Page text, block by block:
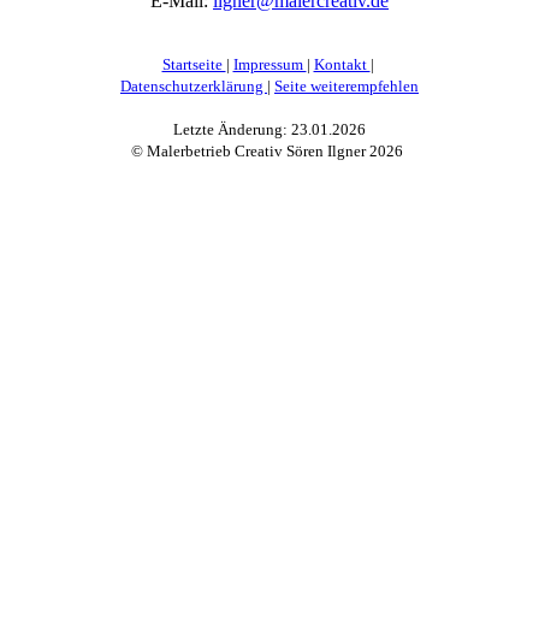
Startseite | Impressum | Kontakt |
Datenschutzerklärung | Seite weiterempfehlen
Letzte Änderung: 23.01.2026
© Malerbetrieb Creativ Sören Ilgner2026